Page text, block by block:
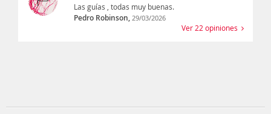
Las guías , todas muy buenas.
Pedro Robinson, 29/03/2026
Ver 22 opiniones